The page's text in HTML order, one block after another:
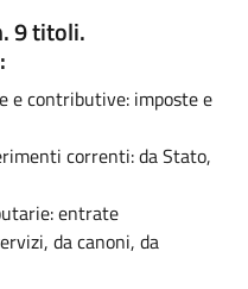
9 titoli.
contributive: imposte e
correnti: da Stato,
entrate
da canoni, da